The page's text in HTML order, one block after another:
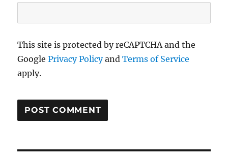
This site is protected by reCAPTCHA and the
GooglePrivacy PolicyandTerms of Service
apply.